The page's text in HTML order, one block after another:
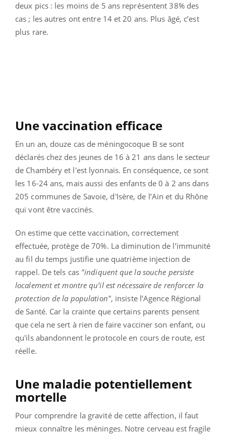
deux pics : les moins de 5 ans représentent 38% des
cas ; les autres ont entre 14 et 20 ans. Plus âgé, c’est
plus rare.
Une vaccination efficace
En un an, douze cas de méningocoque B se sont
déclarés chez des jeunes de 16 à 21 ans dans le secteur
de Chambéry et l'est lyonnais. En conséquence, ce sont
les 16-24 ans, mais aussi des enfants de 0 à 2 ans dans
205 communes de Savoie, d'Isère, de l’Ain et du Rhône
qui vont être vaccinés.
On estime que cette vaccination, correctement
effectuée, protège de 70%. La diminution de l’immunité
au fil du temps justifie une quatrième injection de
rappel. De tels cas "indiquent que la souche persiste
localement et montre qu’il est nécessaire de renforcer la
protection de la population", insiste l’Agence Régional
de Santé. Car la crainte que certains parents pensent
que cela ne sert à rien de faire vacciner son enfant, ou
qu'ils abandonnent le protocole en cours de route, est
réelle.
Une maladie potentiellement
mortelle
Pour comprendre la gravité de cette affection, il faut
mieux connaître les méninges. Notre cerveau est fragile